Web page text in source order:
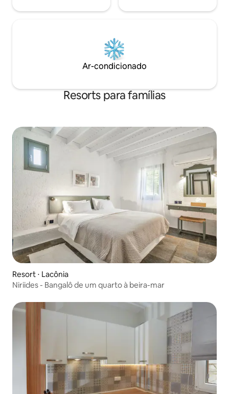
Ar-condicionado
Resorts para famílias
Resort ⋅ Lacônia
Niriides - Bangalô de um quarto à beira-mar